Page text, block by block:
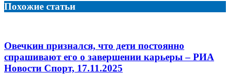
Похожие статьи
Овечкин признался, что дети постоянно
спрашивают его о завершении карьеры – РИА
Новости Спорт, 17.11.2025